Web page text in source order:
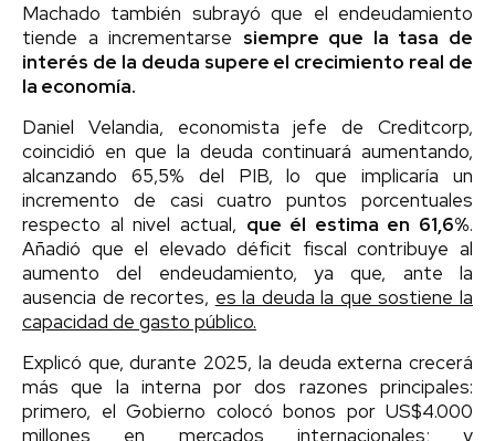
Machado también subrayó que el endeudamiento
tiende a incrementarse siempre que la tasa de
interés de la deuda supere el crecimiento real de
la economía.
Daniel Velandia, economista jefe de Creditcorp,
coincidió en que la deuda continuará aumentando,
alcanzando 65,5% del PIB, lo que implicaría un
incremento de casi cuatro puntos porcentuales
respecto al nivel actual, que él estima en 61,6%.
Añadió que el elevado déficit fiscal contribuye al
aumento del endeudamiento, ya que, ante la
ausencia de recortes, es la deuda la que sostiene la
capacidad de gasto público.
Explicó que, durante 2025, la deuda externa crecerá
más que la interna por dos razones principales:
primero, el Gobierno colocó bonos por US$4.000
millones en mercados internacionales; y